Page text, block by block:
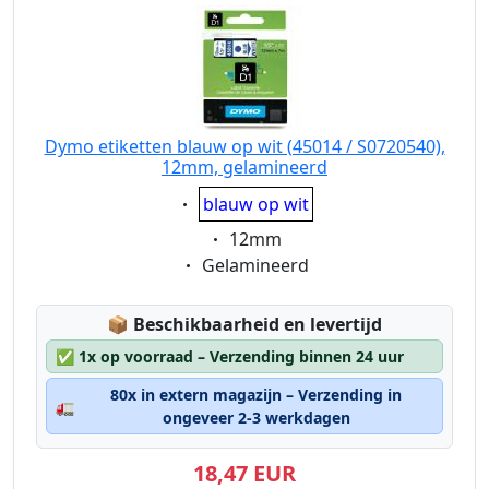
Dymo etiketten blauw op wit (45014 / S0720540),
12mm, gelamineerd
Eigenschaft:
blauw op wit
Eigenschaft:
12mm
Eigenschaft:
Gelamineerd
📦 Lagerstatus:
Beschikbaarheid en levertijd
✅ 1x op voorraad – Verzending binnen 24 uur
🚛
80x in extern magazijn – Verzending in
ongeveer 2-3 werkdagen
18,47 EUR